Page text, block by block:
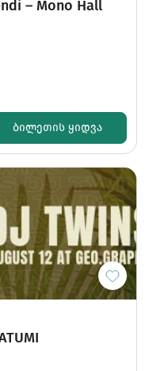
– Mono Hall
ᲑᲘᲚᲔᲗᲘᲡ ᲧᲘᲓᲕᲐ